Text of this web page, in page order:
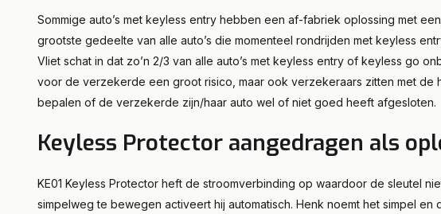
Sommige auto’s met keyless entry hebben een af-fabriek oplossing met
grootste gedeelte van alle auto’s die momenteel rondrijden met keyless
Vliet schat in dat zo’n 2/3 van alle auto’s met keyless entry of keyless go
voor de verzekerde een groot risico, maar ook verzekeraars zitten met de
bepalen of de verzekerde zijn/haar auto wel of niet goed heeft afgesloten.
Keyless Protector aangedragen als
KE01 Keyless Protector heft de stroomverbinding op waardoor de sleutel
simpelweg te bewegen activeert hij automatisch. Henk noemt het simpel